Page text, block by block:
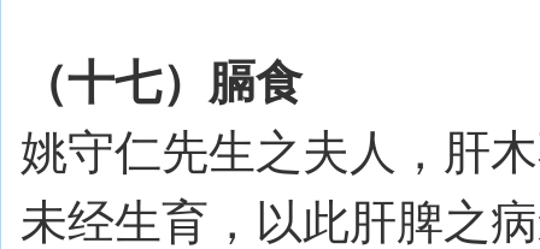
（十七）膈食
姚守仁先生之夫人，肝
未经生育，以此肝脾之